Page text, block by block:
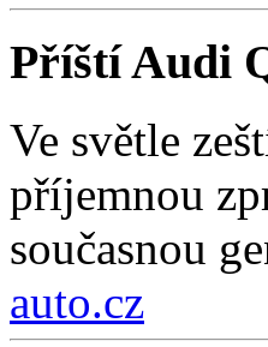
Příští Audi
Ve světle
příjemnou
současnou
auto.cz